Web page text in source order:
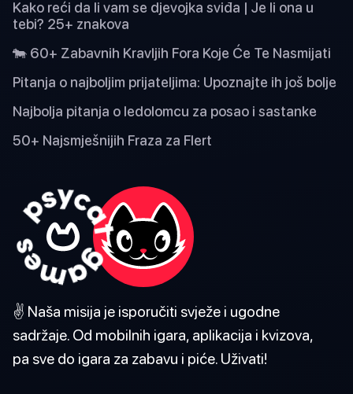
Kako reći da li vam se djevojka sviđa | Je li ona u
tebi? 25+ znakova
🐄 60+ Zabavnih Kravljih Fora Koje Će Te Nasmijati
Pitanja o najboljim prijateljima: Upoznajte ih još bolje
Najbolja pitanja o ledolomcu za posao i sastanke
50+ Najsmješnijih Fraza za Flert
✌️ Naša misija je isporučiti svježe i ugodne
sadržaje. Od mobilnih igara, aplikacija i kvizova,
pa sve do igara za zabavu i piće. Uživati!